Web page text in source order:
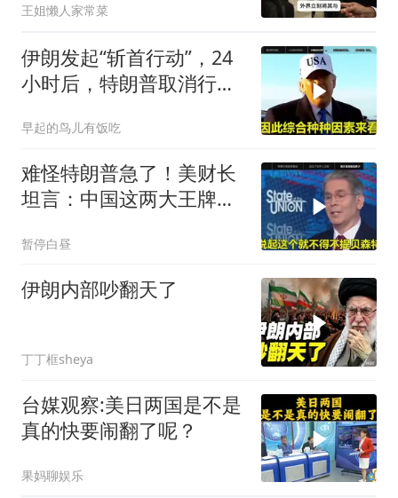
王姐懒人家常菜
伊朗发起“斩首行动”，24
小时后，特朗普取消行
早起的鸟儿有饭吃
难怪特朗普急了！美财长
坦言：中国这两大王牌，
暂停白昼
伊朗内部吵翻天了
丁丁框sheya
台媒观察:美日两国是不是
真的快要闹翻了呢？
果妈聊娱乐